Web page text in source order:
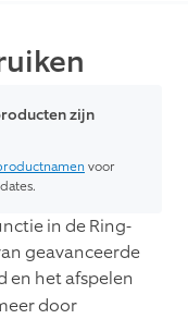
zijn
voor
in de Ring-
geavanceerde
en het afspelen
door